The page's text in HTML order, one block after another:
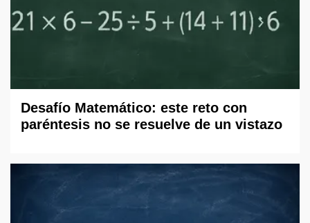
Desafío Matemático: este reto con
paréntesis no se resuelve de un vistazo